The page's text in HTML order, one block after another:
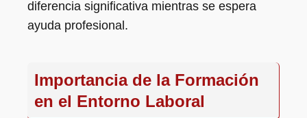
diferencia significativa mientras se espera
ayuda profesional.
Importancia de la Formación
en el Entorno Laboral